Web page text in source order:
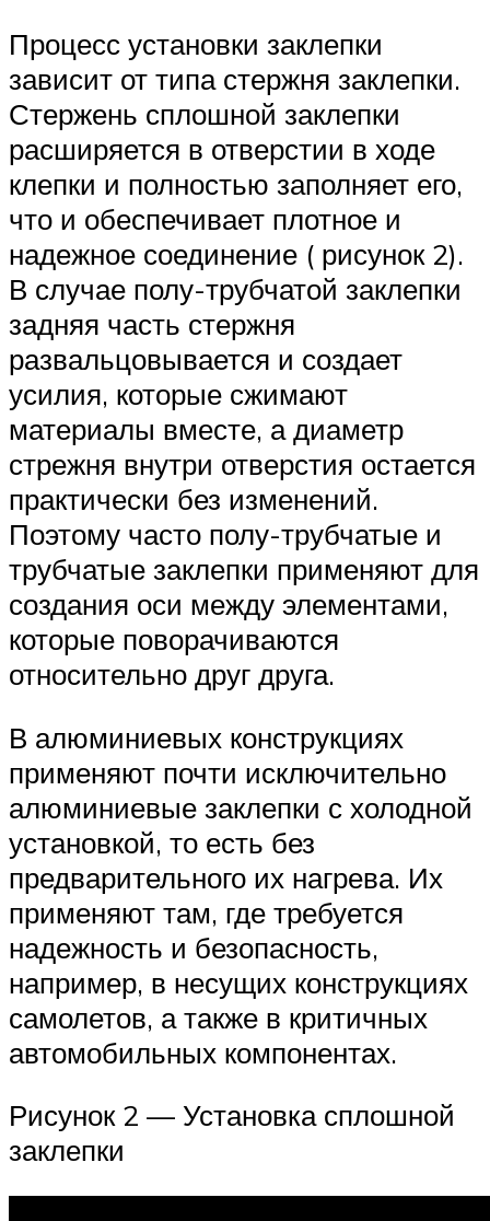
Процесс установки заклепки
зависит от типа стержня заклепки.
Стержень сплошной заклепки
расширяется в отверстии в ходе
клепки и полностью заполняет его,
что и обеспечивает плотное и
надежное соединение ( рисунок 2).
В случае полу-трубчатой заклепки
задняя часть стержня
развальцовывается и создает
усилия, которые сжимают
материалы вместе, а диаметр
стрежня внутри отверстия остается
практически без изменений.
Поэтому часто полу-трубчатые и
трубчатые заклепки применяют для
создания оси между элементами,
которые поворачиваются
относительно друг друга.
В алюминиевых конструкциях
применяют почти исключительно
алюминиевые заклепки с холодной
установкой, то есть без
предварительного их нагрева. Их
применяют там, где требуется
надежность и безопасность,
например, в несущих конструкциях
самолетов, а также в критичных
автомобильных компонентах.
Рисунок 2 — Установка сплошной
заклепки